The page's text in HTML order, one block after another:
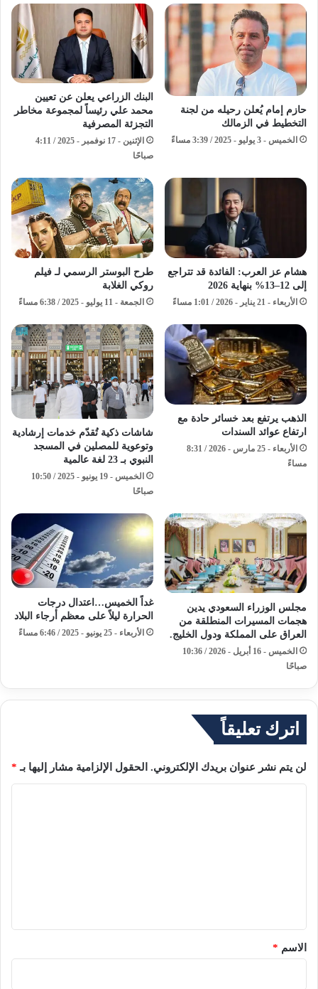
حازم إمام يُعلن رحيله من لجنة
التخطيط في الزمالك
الخميس - 3 يوليو - 2025 / 3:39 مساءً
البنك الزراعي يعلن عن تعيين
محمد علي رئيساً لمجموعة مخاطر
التجزئة المصرفية
الإثنين - 17 نوفمبر - 2025 / 4:11
صباحًا
هشام عز العرب: الفائدة قد تتراجع
إلى 12–13% بنهاية 2026
الأربعاء - 21 يناير - 2026 / 1:01 مساءً
طرح البوستر الرسمي لـ فيلم
روكي الغلابة
الجمعة - 11 يوليو - 2025 / 6:38 مساءً
الذهب يرتفع بعد خسائر حادة مع
ارتفاع عوائد السندات
الأربعاء - 25 مارس - 2026 / 8:31
مساءً
شاشات ذكية تُقدّم خدمات إرشادية
وتوعوية للمصلين في المسجد
النبوي بـ 23 لغة عالمية
الخميس - 19 يونيو - 2025 / 10:50
صباحًا
مجلس الوزراء السعودي يدين
هجمات المسيرات المنطلقة من
العراق على المملكة ودول الخليج.
الخميس - 16 أبريل - 2026 / 10:36
صباحًا
غداً الخميس…اعتدال درجات
الحرارة ليلاً على معظم أرجاء البلاد
الأربعاء - 25 يونيو - 2025 / 6:46 مساءً
اترك تعليقاً
لن يتم نشر عنوان بريدك الإلكتروني. الحقول الإلزامية مشار إليها بـ *
*الاسم *